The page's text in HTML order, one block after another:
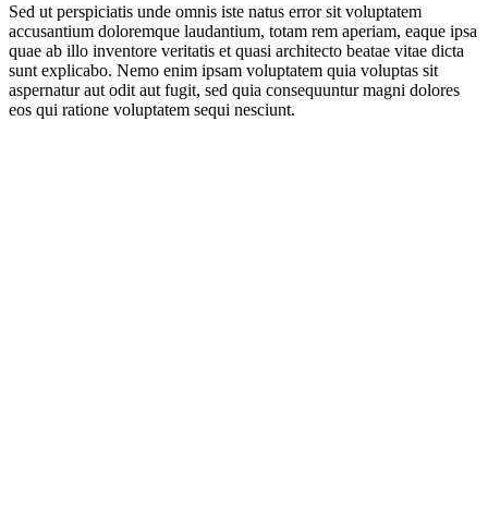
Sed ut perspiciatis unde omnis iste natus error sit voluptatem
accusantium doloremque laudantium, totam rem aperiam, eaque ipsa
quae ab illo inventore veritatis et quasi architecto beatae vitae dicta
sunt explicabo. Nemo enim ipsam voluptatem quia voluptas sit
aspernatur aut odit aut fugit, sed quia consequuntur magni dolores
eos qui ratione voluptatem sequi nesciunt.